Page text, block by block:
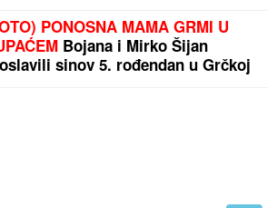
PONOSNA MAMA GRMI U
Bojana i Mirko Šijan
sinov 5. rođendan u Grčkoj